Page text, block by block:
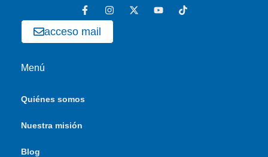
acceso mail
Menú
Quiénes somos
Nuestra misión
Blog